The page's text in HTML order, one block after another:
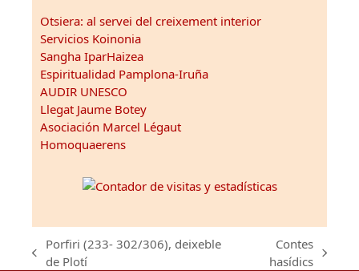
Otsiera: al servei del creixement interior
Servicios Koinonia
Sangha IparHaizea
Espiritualidad Pamplona-Iruña
AUDIR UNESCO
Llegat Jaume Botey
Asociación Marcel Légaut
Homoquaerens
previous
Porfiri (233- 302/306), deixeble
de Plotí
Contes
hasídics